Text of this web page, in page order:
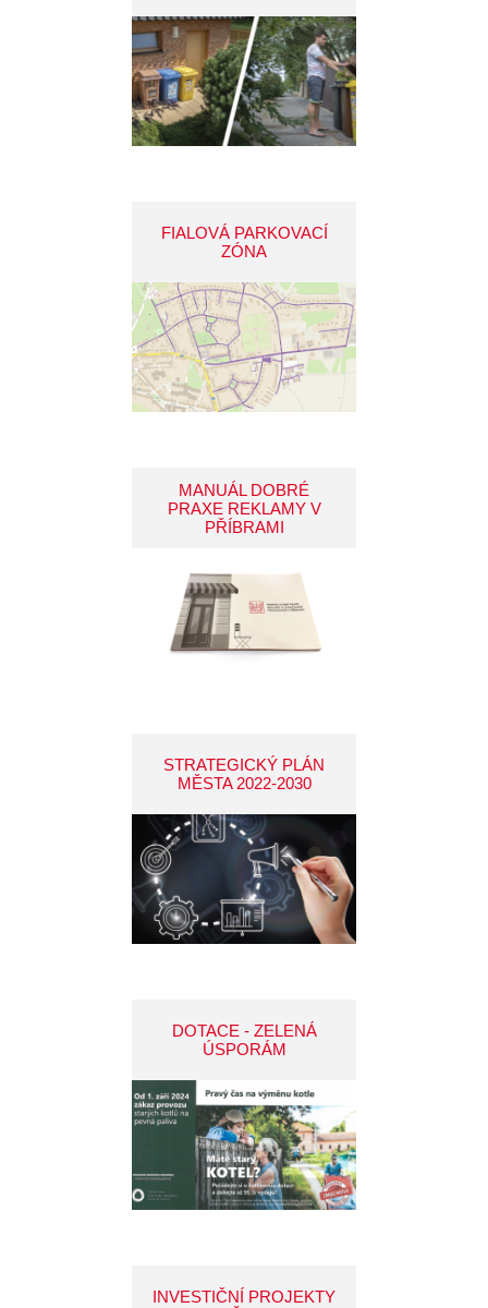
FIALOVÁ PARKOVACÍ
ZÓNA
MANUÁL DOBRÉ
PRAXE REKLAMY V
PŘÍBRAMI
STRATEGICKÝ PLÁN
MĚSTA 2022-2030
DOTACE - ZELENÁ
ÚSPORÁM
INVESTIČNÍ PROJEKTY